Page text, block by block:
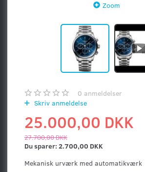
Zoom
0 anmeldelser
Skriv anmeldelse
25.000,00 DKK
27.700,00 DKK
Du sparer: 2.700,00 DKK
Mekanisk urværk med automatikværk